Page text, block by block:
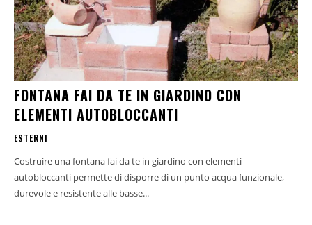
FONTANA FAI DA TE IN GIARDINO CON
ELEMENTI AUTOBLOCCANTI
ESTERNI
Costruire una fontana fai da te in giardino con elementi
autobloccanti permette di disporre di un punto acqua funzionale,
durevole e resistente alle basse...